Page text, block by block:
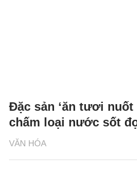
VĂN HÓA
Đặc sản ‘ăn tươi
chấm loại nước sốt